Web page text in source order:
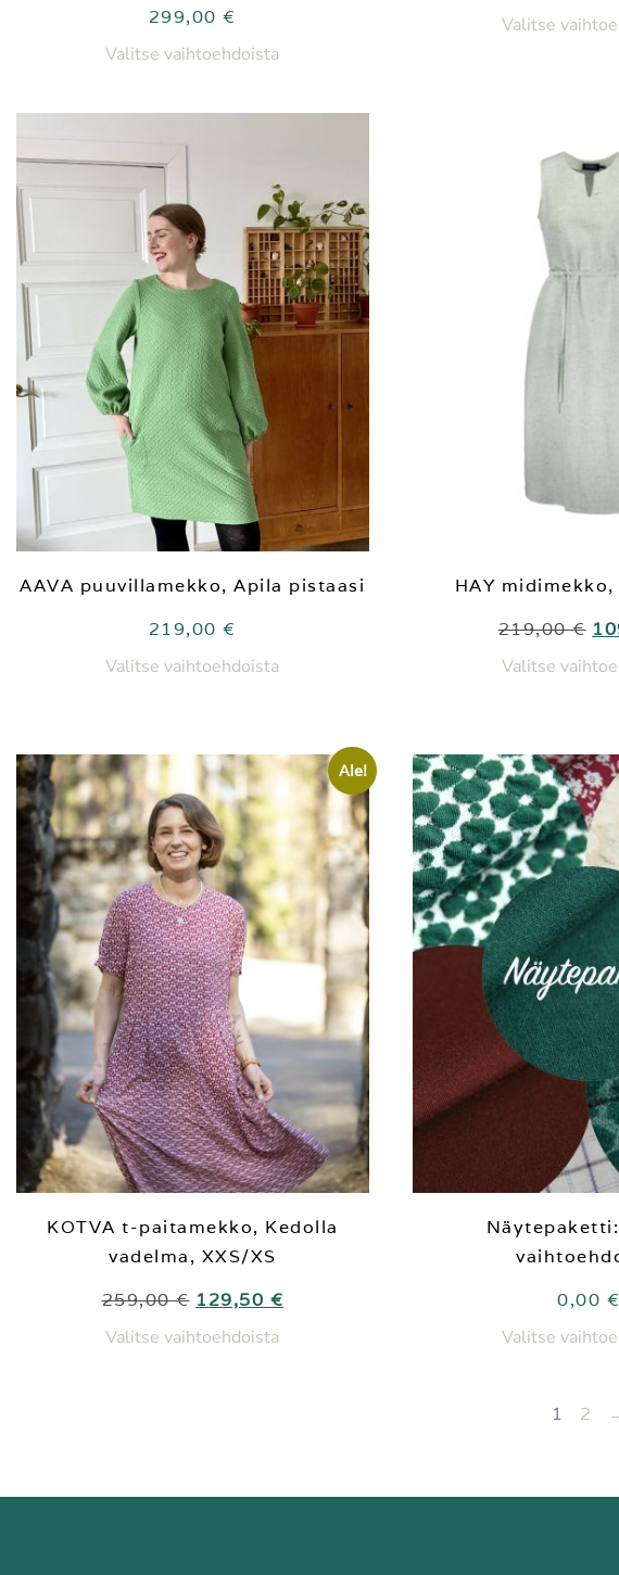
299,00€
Valitse vaihtoehdoista
Valitse
AAVA puuvillamekko, Apila pistaasi
219,00€
Valitse vaihtoehdoista
HAY
219,00€
Valitse
Ale!
KOTVA t-paitamekko, Kedolla
vadelma, XXS/XS
259,00€ 129,50 €
Valitse vaihtoehdoista
0,00 €
Valitse
1 2